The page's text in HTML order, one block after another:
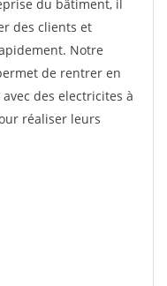
du bâtiment, il
des clients et
Notre
de rentrer en
des electricites à
réaliser leurs